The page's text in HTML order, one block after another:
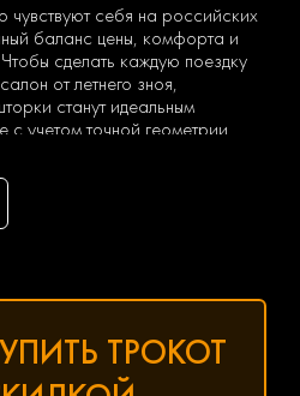
чувствуют себя на российских
баланс цены, комфорта и
сделать каждую поездку
от летнего зноя,
станут идеальным
учетом точной геометрии
его заводской дизайн.
УСТАНОВИТЬ
нагреваться до
шторки блокируют до 80%
на 10–15 градусов. Это не
но и уменьшает
ТРОКОТ